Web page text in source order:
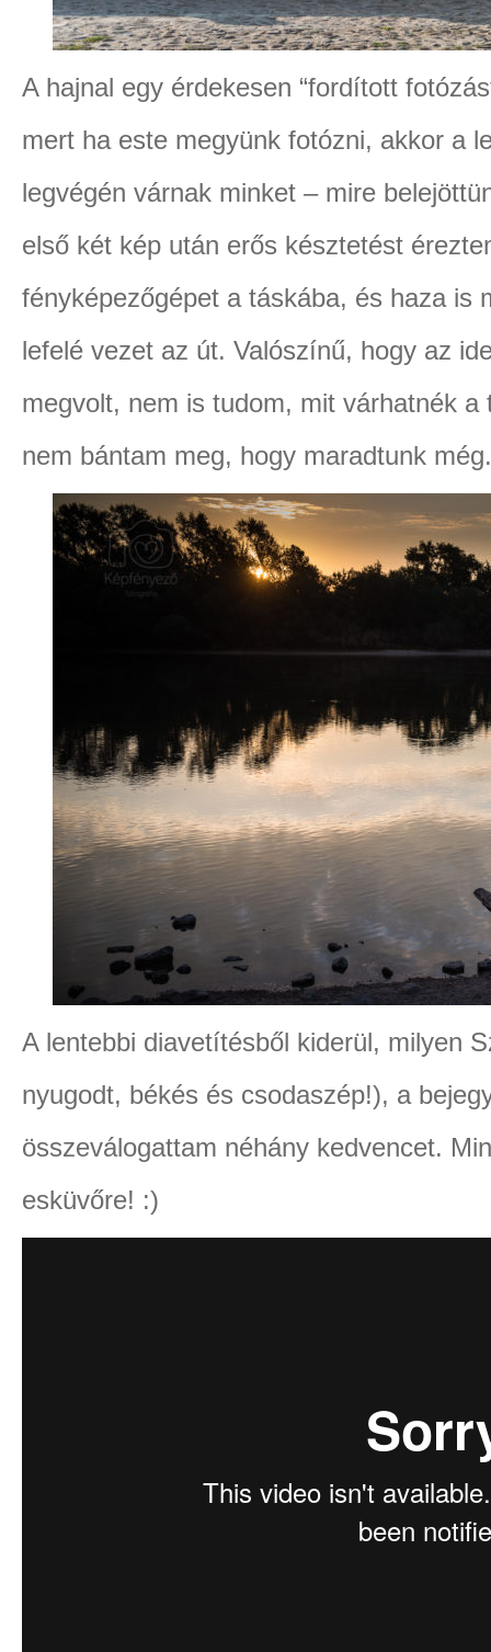
A hajnal egy érdekesen “fordított
mert ha este megyünk fotózni, akkor a
legvégén várnak minket – mire
első két kép után erős késztetést
fényképezőgépet a táskába, és haza is
lefelé vezet az út. Valószínű, hogy az
megvolt, nem is tudom, mit várhatnék
nem bántam meg, hogy maradtunk
A lentebbi diavetítésből kiderül, milyen
nyugodt, békés és csodaszép!), a
összeválogattam néhány kedvencet.
esküvőre! :)